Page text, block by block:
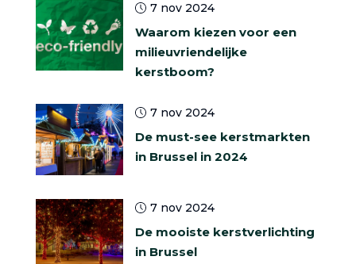
7 nov 2024
Waarom kiezen voor een
milieuvriendelijke
kerstboom?
7 nov 2024
De must-see kerstmarkten
in Brussel in 2024
7 nov 2024
De mooiste kerstverlichting
in Brussel